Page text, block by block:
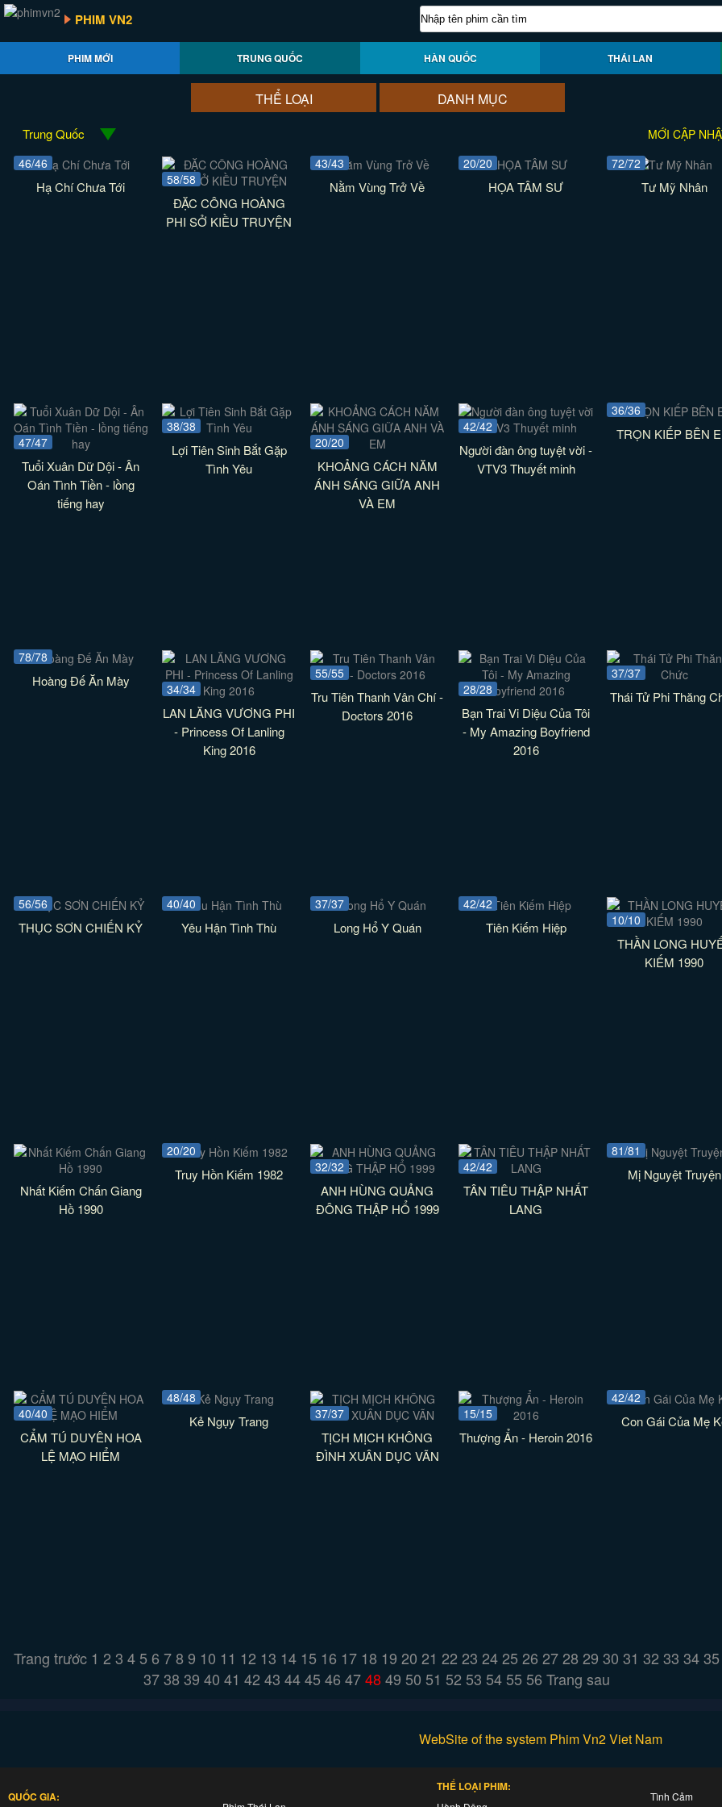
PHIM VN2
PHIM MỚI TRUNG QUỐC HÀN QUỐC THÁI LAN
THỂ LOẠI DANH MỤC
Trung Quốc
MỚI CẬP
46/46
Hạ Chí Chưa Tới 58/58
ĐẶC CÔNG HOÀNG
PHI SỞ KIỀU TRUYỆN
43/43
Nằm Vùng Trở Về
20/20
HỌA TÂM SƯ
72/72
Tư Mỹ Nhân
47/47
Tuổi Xuân Dữ Dội - Ân
Oán Tình Tiền - lồng
tiếng hay
38/38
Lợi Tiên Sinh Bắt Gặp
Tình Yêu
20/20
KHOẢNG CÁCH NĂM
ÁNH SÁNG GIỮA ANH
VÀ EM
42/42
Người đàn ông tuyệt vời -
VTV3 Thuyết minh
36/36
TRỌN KIẾP BÊN
78/78
Hoàng Đế Ăn Mày 34/34
LAN LĂNG VƯƠNG PHI
- Princess Of Lanling
King 2016
55/55
Tru Tiên Thanh Vân Chí -
Doctors 2016
28/28
Bạn Trai Vi Diệu Của Tôi
- My Amazing Boyfriend
2016
37/37
Thái Tử Phi Thăng
56/56
THỤC SƠN CHIẾN KỶ
40/40
Yêu Hận Tình Thù
37/37
Long Hổ Y Quán
42/42
Tiên Kiếm Hiệp 10/10
THẦN LONG
KIẾM 1990
Nhất Kiếm Chấn Giang
Hồ 1990
20/20
Truy Hồn Kiếm 1982 32/32
ANH HÙNG QUẢNG
ĐÔNG THẬP HỔ 1999
42/42
TÂN TIÊU THẬP NHẤT
LANG
81/81
Mị Nguyệt Truyện
40/40
CẨM TÚ DUYÊN HOA
LỆ MẠO HIỂM
48/48
Kẻ Ngụy Trang 37/37
TỊCH MỊCH KHÔNG
ĐÌNH XUÂN DỤC VÃN
15/15
Thượng Ẩn - Heroin 2016
42/42
Con Gái Của Mẹ
Trang trước 1 2 3 4 5 6 7 8 9 10 11 12 13 14 15 16 17 18 19 20 21 22 23 24 25 26 27 28 29 30 31 32 33 34 35
37 38 39 40 41 42 43 44 45 46 47 48 49 50 51 52 53 54 55 56 Trang sau
WebSite of the system Phim Vn2 Viet Nam
QUỐC GIA:
THỂ LOẠI PHIM:
Tình Cảm